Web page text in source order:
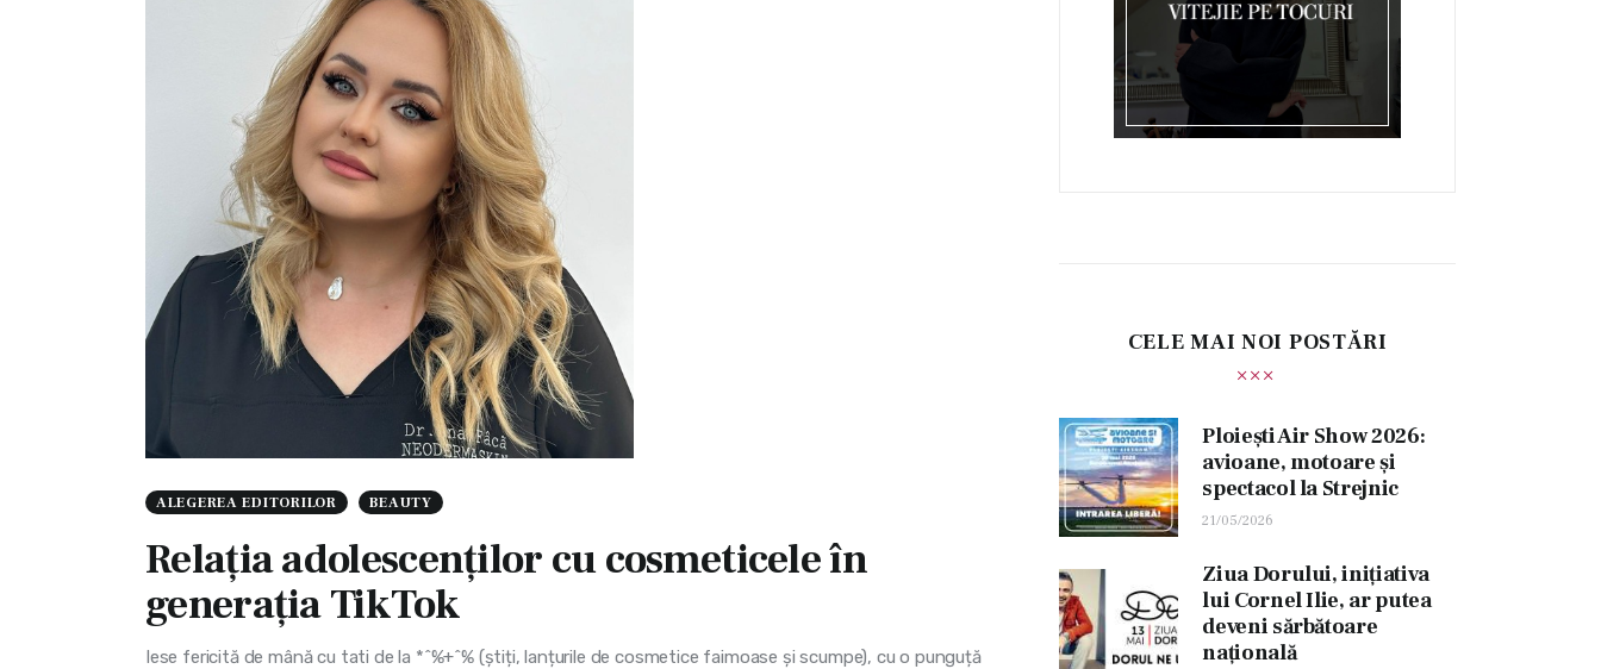
ALEGEREA EDITORILOR BEAUTY
Relația adolescenților cu cosmeticele în
generația TikTok
Iese fericită de mână cu tati de la *^%+^% (știți, lanțurile de cosmetice faimoase și scumpe), cu o punguță
CELE MAI NOI POSTĂRI
Ploiești Air Show 2026:
avioane, motoare și
spectacol la Strejnic
21/05/2026
Ziua Dorului, inițiativa
lui Cornel Ilie, ar putea
deveni sărbătoare
națională